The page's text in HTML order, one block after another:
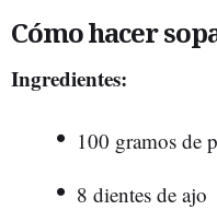
Cómo hacer
Ingredientes:
100 gramos de
8 dientes de ajo